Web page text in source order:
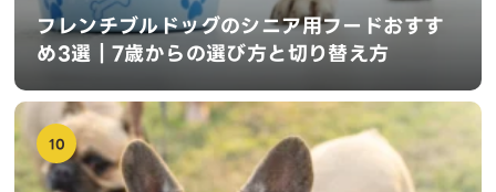
フレンチブルドッグのシニア用フードおすす
め3選｜7歳からの選び方と切り替え方
10